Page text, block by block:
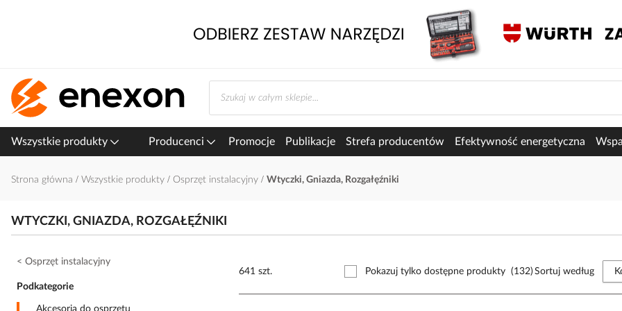
Wszystkie produkty Producenci Promocje Publikacje Strefa producentów Efektywność energetyczna
Strona główna Wszystkie produkty Osprzęt instalacyjny Wtyczki, Gniazda, Rozgałęźniki
WTYCZKI, GNIAZDA, ROZGAŁĘŹNIKI
641 szt. Pokazuj tylko dostępne produkty (132) Sortuj według
Osprzęt instalacyjny
Podkategorie
Akcesoria do osprzętu